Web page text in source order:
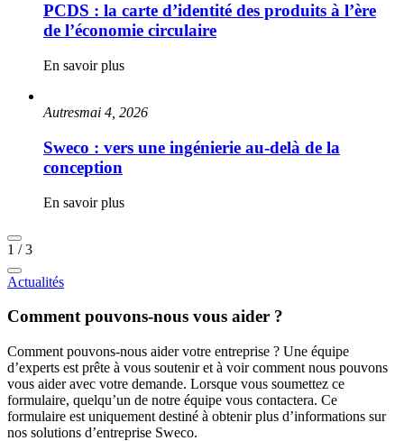
PCDS : la carte d’identité des produits à l’ère
de l’économie circulaire
En savoir plus
Autresmai 4, 2026
Sweco : vers une ingénierie au-delà de la
conception
En savoir plus
1 /3
Actualités
Comment pouvons-nous vous aider ?
Comment pouvons-nous aider votre entreprise ? Une équipe
d’experts est prête à vous soutenir et à voir comment nous pouvons
vous aider avec votre demande. Lorsque vous soumettez ce
formulaire, quelqu’un de notre équipe vous contactera. Ce
formulaire est uniquement destiné à obtenir plus d’informations sur
nos solutions d’entreprise Sweco.